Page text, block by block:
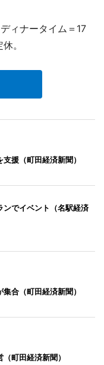
ィナータイム＝17
。
援（町田経済新聞）
ンでイベント（名駅経済
合（町田経済新聞）
町田経済新聞）